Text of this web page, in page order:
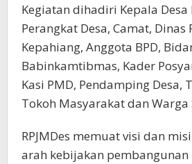
Kegiatan dihadiri Kepala Desa
Perangkat Desa, Camat, Dinas
Kepahiang, Anggota BPD,
Babinkamtibmas, Kader
Kasi PMD, Pendamping Desa,
Tokoh Masyarakat dan Warga
RPJMDes memuat visi dan
arah kebijakan pembangunan